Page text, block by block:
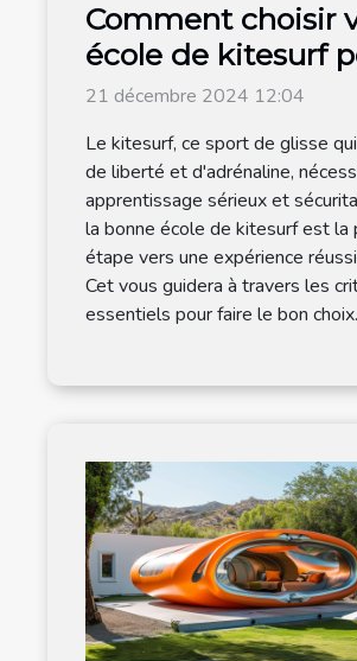
Comment choisir
école de kitesurf
un apprentissage
efficace
21 décembre 2024 12:04
Le kitesurf, ce sport de glisse
de liberté et d'adrénaline,
apprentissage sérieux et
la bonne école de kitesurf est la
étape vers une expérience
Cet vous guidera à travers les
essentiels pour faire le bon